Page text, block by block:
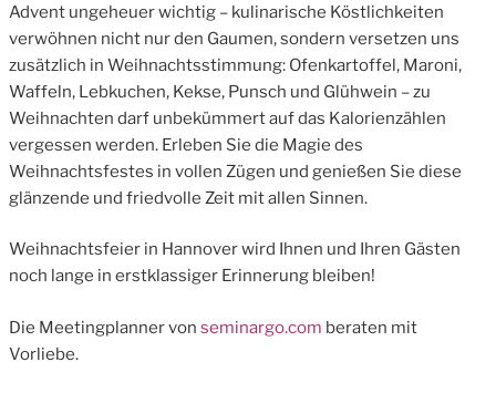
Advent ungeheuer wichtig – kulinarische Köstlichkeiten
verwöhnen nicht nur den Gaumen, sondern versetzen uns
zusätzlich in Weihnachtsstimmung: Ofenkartoffel, Maroni,
Waffeln, Lebkuchen, Kekse, Punsch und Glühwein – zu
Weihnachten darf unbekümmert auf das Kalorienzählen
vergessen werden. Erleben Sie die Magie des
Weihnachtsfestes in vollen Zügen und genießen Sie diese
glänzende und friedvolle Zeit mit allen Sinnen.
Weihnachtsfeier in Hannover wird Ihnen und Ihren Gästen
noch lange in erstklassiger Erinnerung bleiben!
Die Meetingplanner von seminargo.com beraten mit
Vorliebe.